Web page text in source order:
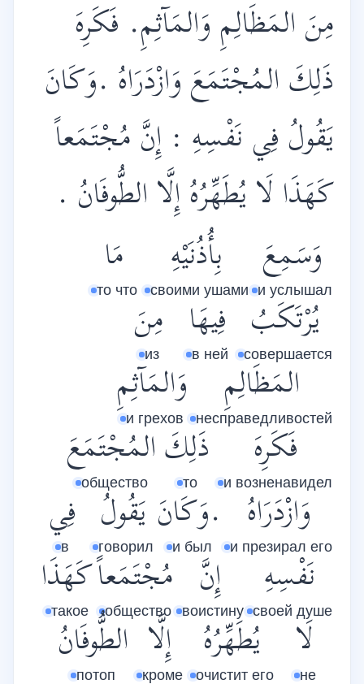
مِنَ المَظَالِمِ وَالمَآثِمِ. فَكَرِهَ
ذَلِكَ المُجْتَمَعَ وَازْدَرَاهُ .وَكَانَ
يَقُولُ فِي نَفْسِهِ : إِنَّ مُجْتَمَعاً
كَهَذَا لَا يُطَهِّرُهُ إِلَّا الطُّوفَانُ .
وَسَمِعَ
и услышал
بِأُذُنَيْهِ
своими ушами
مَا
то что
يُرْتَكَبُ
совершается
فِيهَا
в ней
مِنَ
из
المَظَالِمِ
несправедливостей
وَالمَآثِمِ
и грехов
فَكَرِهَ
и возненавидел
ذَلِكَ
то
المُجْتَمَعَ
общество
وَازْدَرَاهُ
и презирал его
.وَكَانَ
и был
يَقُولُ
говорил
فِي
в
نَفْسِهِ
своей душе
إِنَّ
воистину
مُجْتَمَعاً
общество
كَهَذَا
такое
لَا
не
يُطَهِّرُهُ
очистит его
إِلَّا
кроме
الطُّوفَانُ
потоп